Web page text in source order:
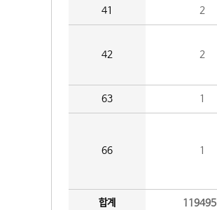
41 2
42 2
63 1
66 1
합계